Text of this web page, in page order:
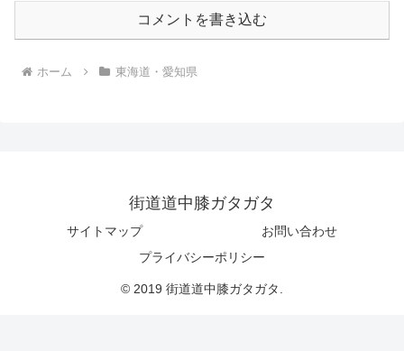
コメントを書き込む
ホーム 東海道・愛知県
街道道中膝ガタガタ
サイトマップ
お問い合わせ
プライバシーポリシー
© 2019 街道道中膝ガタガタ.